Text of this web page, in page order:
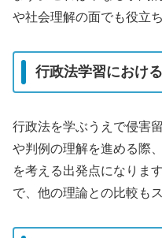
や社会理解の面でも役立ち
行政法学習におけ
行政法を学ぶうえで侵害
や判例の理解を進める際
を考える出発点になりま
で、他の理論との比較も